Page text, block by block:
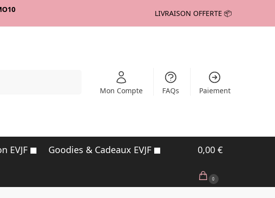
LIVRAISON OFFERTE 📦
Mon Compte FAQs Paiement
EVJF Goodies & Cadeaux EVJF 0,00 €
0